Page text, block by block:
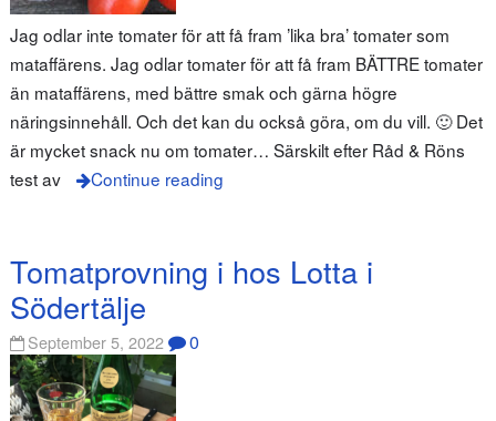
Jag odlar inte tomater för att få fram ’lika bra’ tomater som
mataffärens. Jag odlar tomater för att få fram BÄTTRE tomater
än mataffärens, med bättre smak och gärna högre
näringsinnehåll. Och det kan du också göra, om du vill. 🙂 Det
är mycket snack nu om tomater… Särskilt efter Råd & Röns
test av
Continue reading
Tomatprovning i hos Lotta i
Södertälje
September 5, 2022 0